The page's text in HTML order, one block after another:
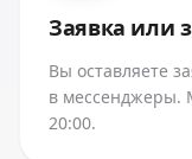
Заявка или
Вы оставляете
в мессенджеры.
20:00.